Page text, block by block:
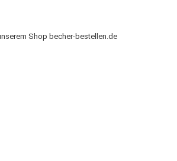
Shop becher-bestellen.de